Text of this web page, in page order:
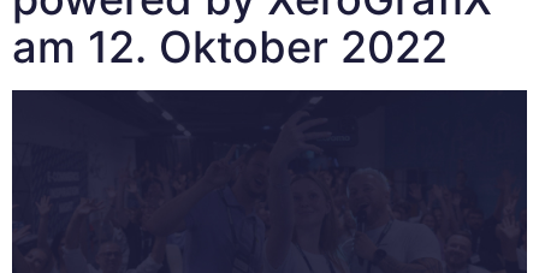
am 12. Oktober 2022